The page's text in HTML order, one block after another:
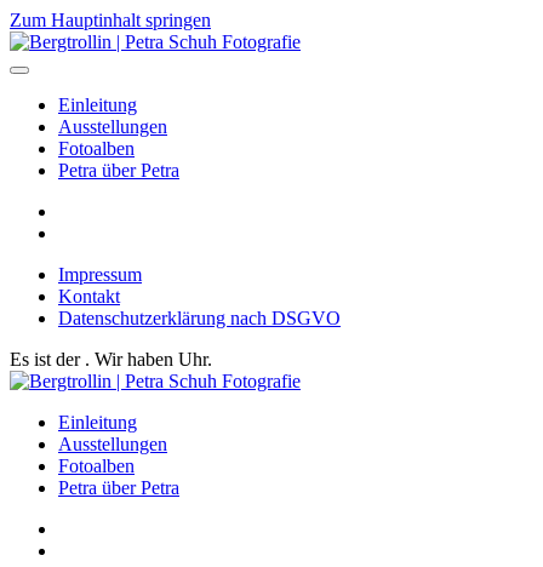
Zum Hauptinhalt springen
Einleitung
Ausstellungen
Fotoalben
Petra über Petra
Impressum
Kontakt
Datenschutzerklärung nach DSGVO
Es ist der . Wir haben Uhr.
Einleitung
Ausstellungen
Fotoalben
Petra über Petra